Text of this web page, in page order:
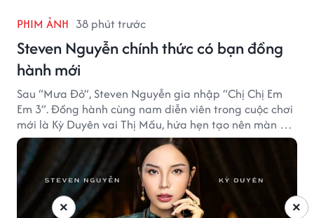
PHIM ẢNH 38 phút trước
Steven Nguyễn chính thức có bạn đồng
hành mới
Sau “Mưa Đỏ”, Steven Nguyễn gia nhập “Chị Chị Em
Em 3”. Đồng hành cùng nam diễn viên trong cuộc chơi
mới là Kỳ Duyên vai Thị Mầu, hứa hẹn tạo nên màn kết
hợp nhiều bất ngờ.
×
×